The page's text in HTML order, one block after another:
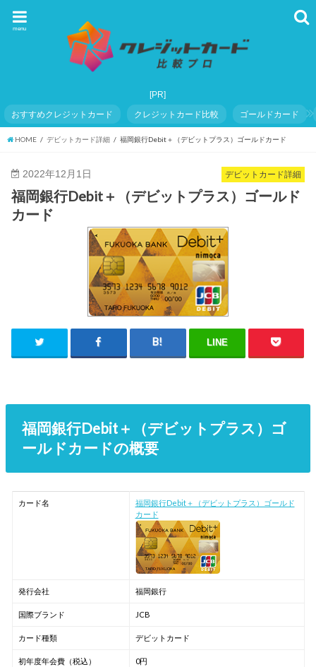
menu
おすすめクレジットカード クレジットカード比較 ゴールドカード
HOME デビットカード詳細 福岡銀行Debit＋（デビットプラス）ゴールドカード
デビットカード詳細
2022年12月1日
福岡銀行Debit＋（デビットプラス）ゴールド
カード
LINE
福岡銀行Debit＋（デビットプラス）ゴ
ールドカードの概要
カード名
福岡銀行Debit＋（デビットプラス）ゴールド
カード
発行会社 福岡銀行
国際ブランド JCB
カード種類 デビットカード
初年度年会費（税込） 0円